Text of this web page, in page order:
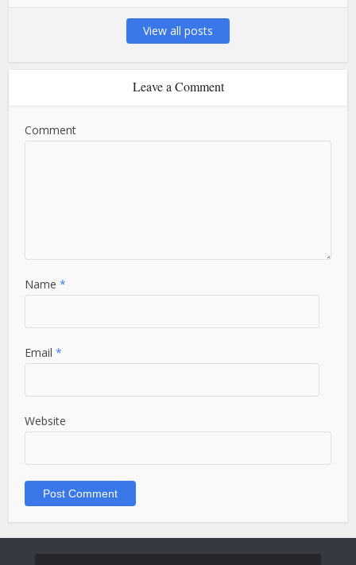
View all posts
Leave a Comment
Comment
Name*
Email*
Website